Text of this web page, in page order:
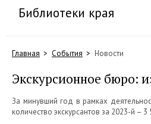
Библиотеки края
Главная События Новости
Экскурсионное бюро:
За минувший год в рамках
количество экскурсантов за 2023-й –